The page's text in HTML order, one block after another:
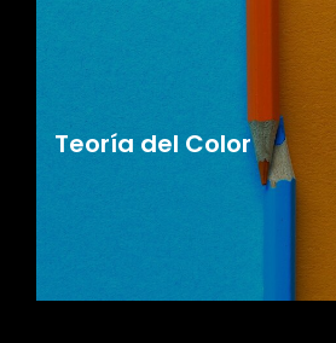
Teoría del Color